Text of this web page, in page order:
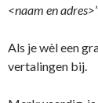
<naam en adres>
Als je wèl een
vertalingen bij.